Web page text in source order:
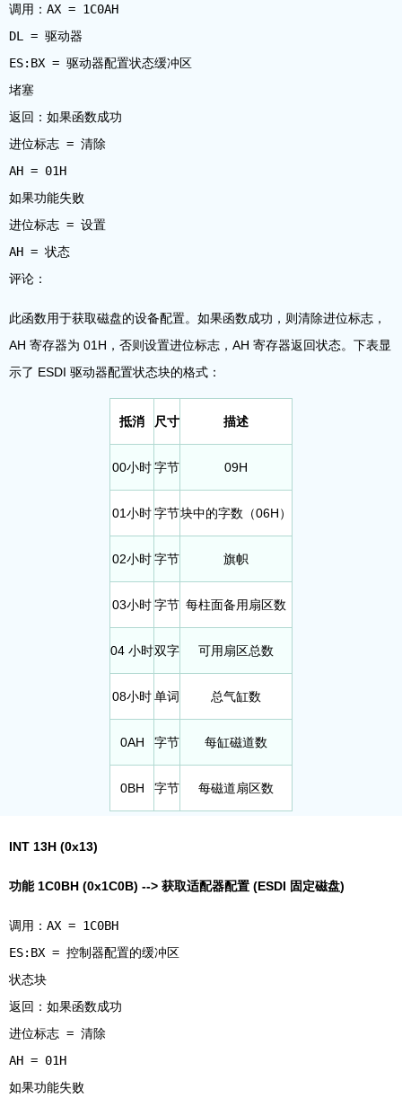
调用：AX = 1C0AH
DL = 驱动器
ES:BX = 驱动器配置状态缓冲区
堵塞
返回：如果函数成功
进位标志 = 清除
AH = 01H
如果功能失败
进位标志 = 设置
AH = 状态
此函数用于获取磁盘的设备配置。如果函数成功，则清除进位标志，
AH 寄存器为 01H，否则设置进位标志，AH 寄存器返回状态。下表显
示了 ESDI 驱动器配置状态块的格式：
抵消 尺寸 描述
00小时字节 09H
01小时字节块中的字数（06H）
02小时字节 旗帜
03小时字节 每柱面备用扇区数
04 小时双字 可用扇区总数
08小时单词 总气缸数
0AH 字节 每缸磁道数
0BH 字节 每磁道扇区数
INT 13H (0x13)
功能 1C0BH (0x1C0B) --> 获取适配器配置 (ESDI 固定磁盘)
调用：AX = 1C0BH
ES:BX = 控制器配置的缓冲区
状态块
返回：如果函数成功
进位标志 = 清除
AH = 01H
如果功能失败